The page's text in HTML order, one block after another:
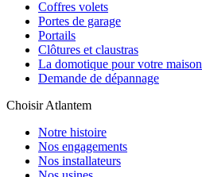
Coffres volets
Portes de garage
Portails
Clôtures et claustras
La domotique pour votre maison
Demande de dépannage
Choisir Atlantem
Notre histoire
Nos engagements
Nos installateurs